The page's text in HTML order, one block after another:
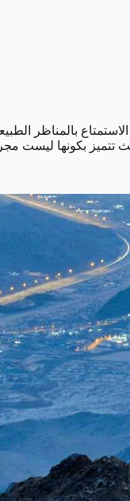
بالمناظر
تتميز بكونها ليست